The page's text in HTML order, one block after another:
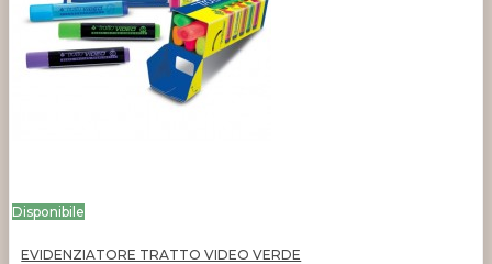
Disponibile
EVIDENZIATORE TRATTO VIDEO VERDE